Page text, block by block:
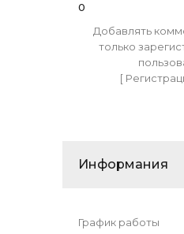
0
Добавлять
только
[
Информания
График работы